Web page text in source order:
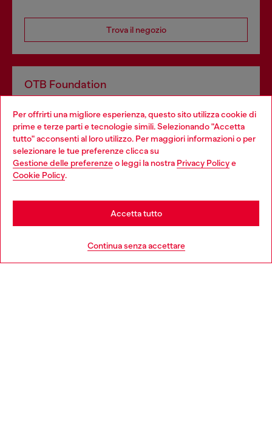
Per offrirti una migliore esperienza, questo sito utilizza cookie di
prime e terze parti e tecnologie simili. Selezionando "Accetta
tutto" acconsenti al loro utilizzo. Per maggiori informazioni o per
selezionare le tue preferenze clicca su
Gestione delle preferenzeo leggi la nostra Privacy Policye
Cookie Policy.
Continua senza accettare
Accetta tutto
Trova il negozio
OTB Foundation
profit del gruppo OTB che sostiene progetti concreti per
giovani, donne, inclusione ed emergenze in tutto il mondo.
Choose your location
You are currently browsing Italia website, but it seems you may
be based in United States